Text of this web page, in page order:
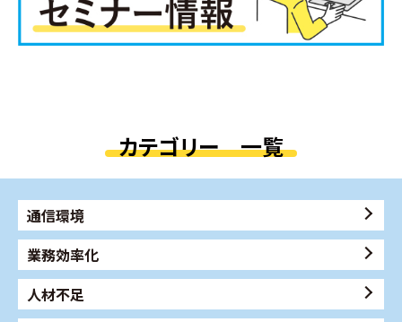
カテゴリー 一覧
通信環境
業務効率化
人材不足